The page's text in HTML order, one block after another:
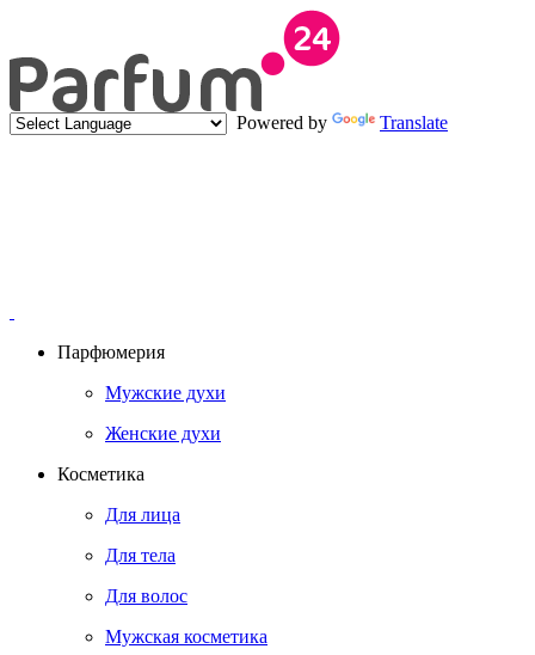
Powered by Translate
Парфюмерия
Мужские духи
Женские духи
Косметика
Для лица
Для тела
Для волос
Мужская косметика